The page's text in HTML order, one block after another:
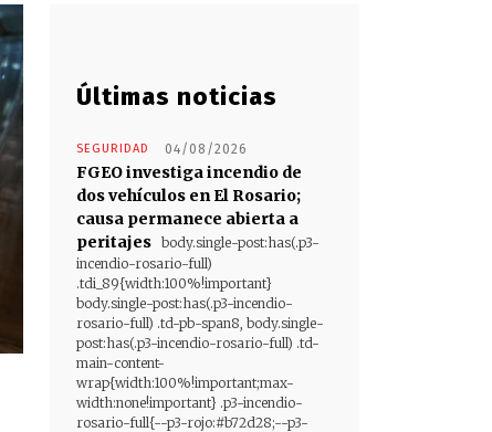
Últimas noticias
SEGURIDAD 04/08/2026
FGEO investiga incendio de
dos vehículos en El Rosario;
causa permanece abierta a
peritajes body.single-post:has(.p3-
incendio-rosario-full)
.tdi_89{width:100%!important}
body.single-post:has(.p3-incendio-
rosario-full) .td-pb-span8, body.single-
post:has(.p3-incendio-rosario-full) .td-
main-content-
wrap{width:100%!important;max-
width:none!important} .p3-incendio-
rosario-full{--p3-rojo:#b72d28;--p3-